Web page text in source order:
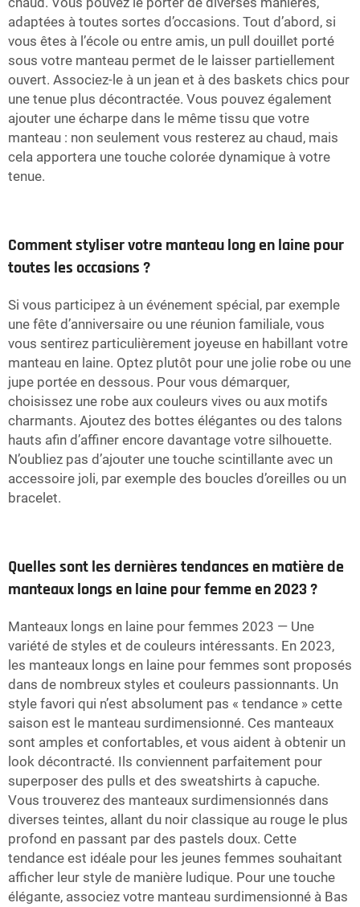
adaptées à toutes sortes d’occasions. Tout d’abord, si
vous êtes à l’école ou entre amis, un pull douillet porté
sous votre manteau permet de le laisser partiellement
ouvert. Associez-le à un jean et à des baskets chics pour
une tenue plus décontractée. Vous pouvez également
ajouter une écharpe dans le même tissu que votre
manteau : non seulement vous resterez au chaud, mais
cela apportera une touche colorée dynamique à votre
tenue.
Comment styliser votre manteau long en laine pour
toutes les occasions ?
Si vous participez à un événement spécial, par exemple
une fête d’anniversaire ou une réunion familiale, vous
vous sentirez particulièrement joyeuse en habillant votre
manteau en laine. Optez plutôt pour une jolie robe ou une
jupe portée en dessous. Pour vous démarquer,
choisissez une robe aux couleurs vives ou aux motifs
charmants. Ajoutez des bottes élégantes ou des talons
hauts afin d’affiner encore davantage votre silhouette.
N’oubliez pas d’ajouter une touche scintillante avec un
accessoire joli, par exemple des boucles d’oreilles ou un
bracelet.
Quelles sont les dernières tendances en matière de
manteaux longs en laine pour femme en 2023 ?
Manteaux longs en laine pour femmes 2023 — Une
variété de styles et de couleurs intéressants. En 2023,
les manteaux longs en laine pour femmes sont proposés
dans de nombreux styles et couleurs passionnants. Un
style favori qui n’est absolument pas « tendance » cette
saison est le manteau surdimensionné. Ces manteaux
sont amples et confortables, et vous aident à obtenir un
look décontracté. Ils conviennent parfaitement pour
superposer des pulls et des sweatshirts à capuche.
Vous trouverez des manteaux surdimensionnés dans
diverses teintes, allant du noir classique au rouge le plus
profond en passant par des pastels doux. Cette
tendance est idéale pour les jeunes femmes souhaitant
afficher leur style de manière ludique. Pour une touche
élégante, associez votre manteau surdimensionné à Bas